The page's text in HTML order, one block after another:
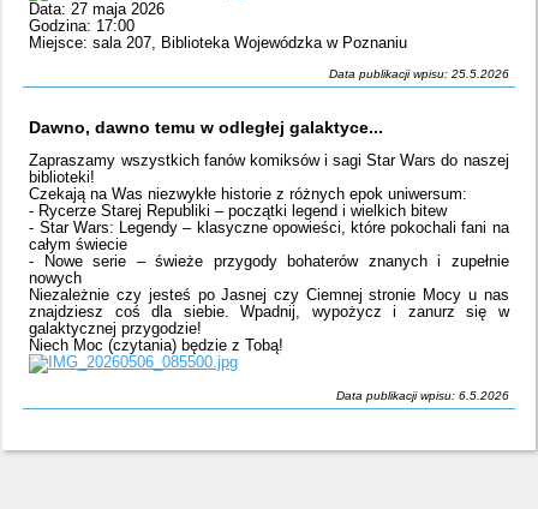
Data: 27 maja 2026
Godzina: 17:00
Miejsce: sala 207, Biblioteka Wojewódzka w Poznaniu
Data publikacji wpisu: 25.5.2026
Dawno, dawno temu w odległej galaktyce...
Zapraszamy wszystkich fanów komiksów i sagi Star Wars do naszej
biblioteki!
Czekają na Was niezwykłe historie z różnych epok uniwersum:
- Rycerze Starej Republiki – początki legend i wielkich bitew
- Star Wars: Legendy – klasyczne opowieści, które pokochali fani na
całym świecie
- Nowe serie – świeże przygody bohaterów znanych i zupełnie
nowych
Niezależnie czy jesteś po Jasnej czy Ciemnej stronie Mocy u nas
znajdziesz coś dla siebie. Wpadnij, wypożycz i zanurz się w
galaktycznej przygodzie!
Niech Moc (czytania) będzie z Tobą!
Data publikacji wpisu: 6.5.2026